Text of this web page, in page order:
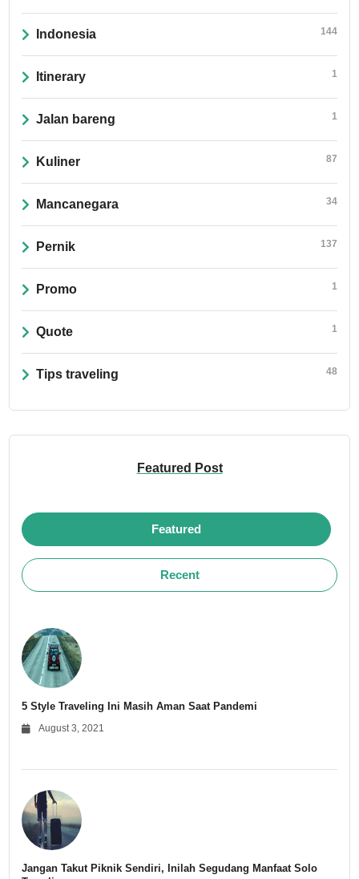
Indonesia 144
Itinerary 1
Jalan bareng 1
Kuliner 87
Mancanegara 34
Pernik 137
Promo 1
Quote 1
Tips traveling 48
Featured Post
Featured
Recent
5 Style Traveling Ini Masih Aman Saat Pandemi
August 3, 2021
Jangan Takut Piknik Sendiri, Inilah Segudang Manfaat Solo